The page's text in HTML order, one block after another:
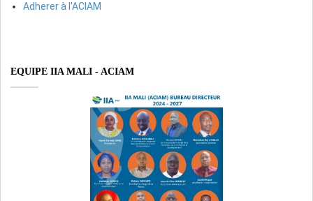
Adherer à l'ACIAM
EQUIPE IIA MALI - ACIAM